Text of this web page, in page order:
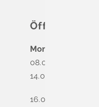
Montag
08.00 - 12.00 Uhr
14.00 - 16.00 Uhr
16.00 - 18.00 Uhr